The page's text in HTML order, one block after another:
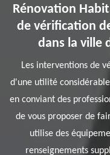
Rénovation
de vérification
dans la ville
Les interventions de
d'une utilité
en conviant des
de vous proposer de
utilise des
renseignements